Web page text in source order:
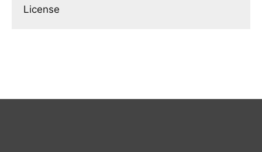
License